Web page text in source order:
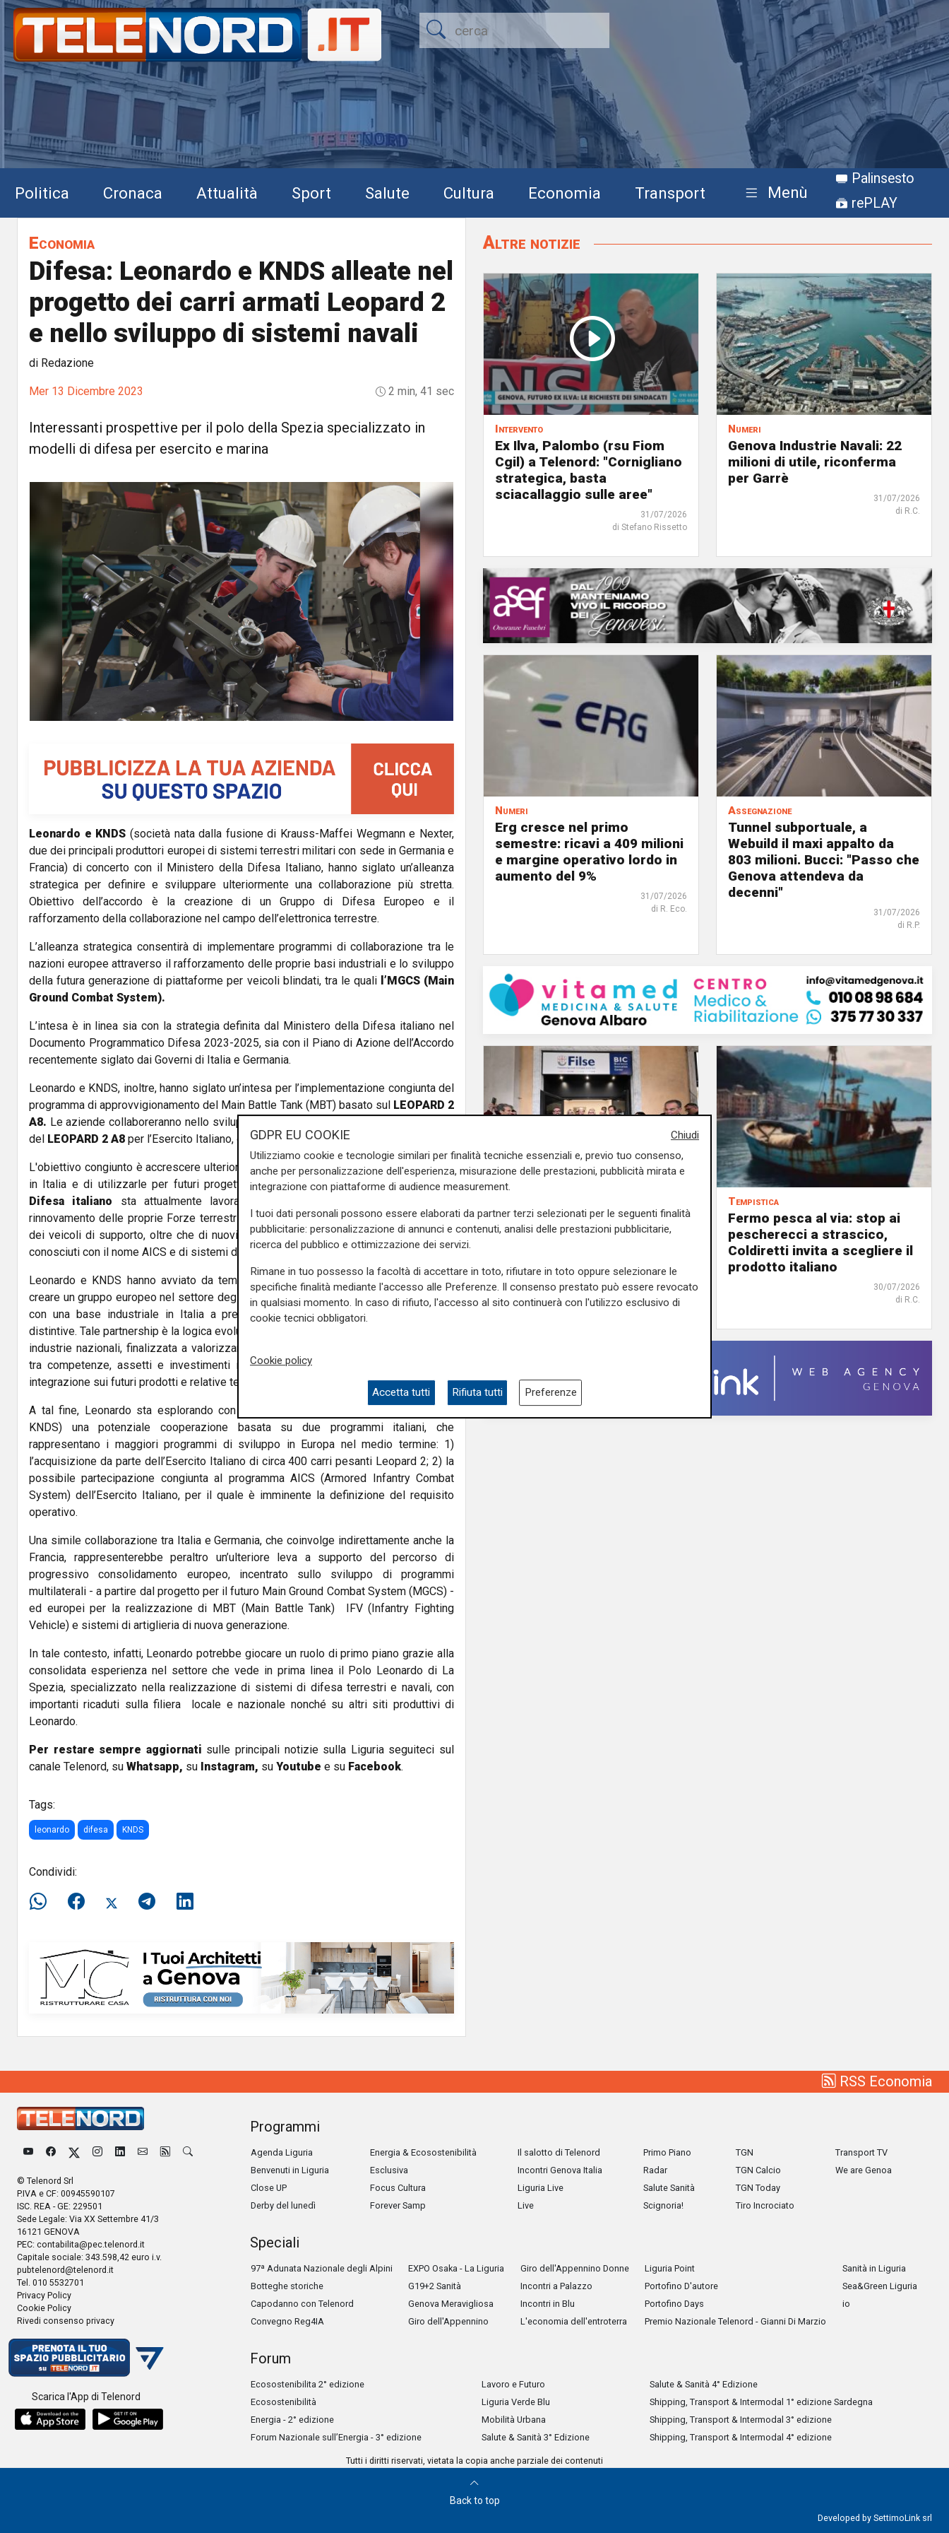
Politica Cronaca Attualità Sport Salute Cultura Economia Transport Menù
Palinsesto
rePLAY
Economia
Difesa: Leonardo e KNDS alleate nel
progetto dei carri armati Leopard 2
e nello sviluppo di sistemi navali
di Redazione
Mer 13 Dicembre 2023 2 min, 41 sec
Interessanti prospettive per il polo della Spezia specializzato in
modelli di difesa per esercito e marina
Leonardo e KNDS (società nata dalla fusione di Krauss-Maffei Wegmann e Nexter,
due dei principali produttori europei di sistemi terrestri militari con sede in Germania e
Francia) di concerto con il Ministero della Difesa Italiano, hanno siglato un’alleanza
strategica per definire e sviluppare ulteriormente una collaborazione più stretta.
Obiettivo dell’accordo è la creazione di un Gruppo di Difesa Europeo e il
rafforzamento della collaborazione nel campo dell’elettronica terrestre.
L’alleanza strategica consentirà di implementare programmi di collaborazione tra le
nazioni europee attraverso il rafforzamento delle proprie basi industriali e lo sviluppo
della futura generazione di piattaforme per veicoli blindati, tra le quali l’MGCS (Main
Ground Combat System).
L’intesa è in linea sia con la strategia definita dal Ministero della Difesa italiano nel
Documento Programmatico Difesa 2023-2025, sia con il Piano di Azione dell’Accordo
recentemente siglato dai Governi di Italia e Germania.
Leonardo e KNDS, inoltre, hanno siglato un’intesa per l’implementazione congiunta del
programma di approvvigionamento del Main Battle Tank (MBT) basato sul LEOPARD 2
A8. Le aziende collaboreranno nello sviluppo, nella costruzione e nella manutenzione
del LEOPARD 2 A8 per l’Esercito Italiano, oltre che nelle piattaforme di supporto.
L'obiettivo congiunto è accrescere ulteriormente le capacità di produzione e sviluppo
in Italia e di utilizzarle per futuri progetti europei e di export. IlMinistero della
Difesa italiano sta attualmente lavorando a due importanti programmi per il
rinnovamento delle proprie Forze terrestri: l’approvvigionamento di LEOPARD MBT e
dei veicoli di supporto, oltre che di nuovi Veicoli da combattimento di fanteria (IFV)
conosciuti con il nome AICS e di sistemi di supporto al combattimento.
Leonardo e KNDS hanno avviato da tempo discussioni per una partnership tesa a
creare un gruppo europeo nel settore degli armamenti, basato su tre pilastri nazionali,
con una base industriale in Italia a presidio di linee di prodotto e competenze
distintive. Tale partnership è la logica evoluzione di una collaborazione tra le rispettive
industrie nazionali, finalizzata a valorizzare quanto più possibile le complementarità
tra competenze, assetti e investimenti in particolare con una prospettiva di forte
integrazione sui futuri prodotti e relative tecnologie.
A tal fine, Leonardo sta esplorando con KNDS-GE (la società tedesca del gruppo
KNDS) una potenziale cooperazione basata su due programmi italiani, che
rappresentano i maggiori programmi di sviluppo in Europa nel medio termine: 1)
l’acquisizione da parte dell’Esercito Italiano di circa 400 carri pesanti Leopard 2; 2) la
possibile partecipazione congiunta al programma AICS (Armored Infantry Combat
System) dell’Esercito Italiano, per il quale è imminente la definizione del requisito
operativo.
Una simile collaborazione tra Italia e Germania, che coinvolge indirettamente anche la
Francia, rappresenterebbe peraltro un’ulteriore leva a supporto del percorso di
progressivo consolidamento europeo, incentrato sullo sviluppo di programmi
multilaterali - a partire dal progetto per il futuro Main Ground Combat System (MGCS) -
ed europei per la realizzazione di MBT (Main Battle Tank) IFV (Infantry Fighting
Vehicle) e sistemi di artiglieria di nuova generazione.
In tale contesto, infatti, Leonardo potrebbe giocare un ruolo di primo piano grazie alla
consolidata esperienza nel settore che vede in prima linea il Polo Leonardo di La
Spezia, specializzato nella realizzazione di sistemi di difesa terrestri e navali, con
importanti ricaduti sulla filiera locale e nazionale nonché su altri siti produttivi di
Leonardo.
Per restare sempre aggiornati sulle principali notizie sulla Liguria seguiteci sul
canale Telenord, su Whatsapp, su Instagram, su Youtube e su Facebook.
Tags:
leonardo difesa KNDS
Condividi:
Altre notizie
Intervento
Ex Ilva, Palombo (rsu Fiom
Cgil) a Telenord: "Cornigliano
strategica, basta
sciacallaggio sulle aree"
31/07/2026
di Stefano Rissetto
Numeri
Genova Industrie Navali: 22
milioni di utile, riconferma
per Garrè
31/07/2026
di R.C.
Numeri
Erg cresce nel primo
semestre: ricavi a 409 milioni
e margine operativo lordo in
aumento del 9%
31/07/2026
di R. Eco.
Assegnazione
Tunnel subportuale, a
Webuild il maxi appalto da
803 milioni. Bucci: "Passo che
Genova attendeva da
decenni"
31/07/2026
di R.P.
Filse chiude il 2025 in
crescita: gestiti 559 milioni di
agevolazioni per la Liguria
31/07/2026
di R.S.
Tempistica
Fermo pesca al via: stop ai
pescherecci a strascico,
Coldiretti invita a scegliere il
prodotto italiano
30/07/2026
di R.C.
RSS Economia
© Telenord Srl
P.IVA e CF: 00945590107
ISC. REA - GE: 229501
Sede Legale: Via XX Settembre 41/3
16121 GENOVA
PEC: contabilita@pec.telenord.it
Capitale sociale: 343.598,42 euro i.v.
pubtelenord@telenord.it
Tel. 010 5532701
Privacy Policy
Cookie Policy
Rivedi consenso privacy
Scarica l'App di Telenord
Programmi
Agenda Liguria
Benvenuti in Liguria
Close UP
Derby del lunedì
Energia & Ecosostenibilità
Esclusiva
Focus Cultura
Forever Samp
Il salotto di Telenord
Incontri Genova Italia
Liguria Live
Live
Primo Piano
Radar
Salute Sanità
Scignoria!
TGN
TGN Calcio
TGN Today
Tiro Incrociato
Transport TV
We are Genoa
Speciali
97ª Adunata Nazionale degli Alpini
Botteghe storiche
Capodanno con Telenord
Convegno Reg4IA
EXPO Osaka - La Liguria
G19+2 Sanità
Genova Meravigliosa
Giro dell'Appennino
Giro dell'Appennino Donne
Incontri a Palazzo
Incontri in Blu
L'economia dell'entroterra
Liguria Point
Portofino D'autore
Portofino Days
Premio Nazionale Telenord - Gianni Di Marzio
Sanità in Liguria
Sea&Green Liguria
io
Forum
Ecosostenibilita 2° edizione
Ecosostenibilità
Energia - 2° edizione
Forum Nazionale sull’Energia - 3° edizione
Lavoro e Futuro
Liguria Verde Blu
Mobilità Urbana
Salute & Sanità 3° Edizione
Salute & Sanità 4° Edizione
Shipping, Transport & Intermodal 1° edizione Sardegna
Shipping, Transport & Intermodal 3° edizione
Shipping, Transport & Intermodal 4° edizione
Tutti i diritti riservati, vietata la copia anche parziale dei contenuti
Back to top
Developed by SettimoLink srl
Chiudi
GDPR EU COOKIE
Utilizziamo cookie e tecnologie similari per finalità tecniche essenziali e, previo tuo consenso,
anche per personalizzazione dell'esperienza, misurazione delle prestazioni, pubblicità mirata e
integrazione con piattaforme di audience measurement.
I tuoi dati personali possono essere elaborati da partner terzi selezionati per le seguenti finalità
pubblicitarie: personalizzazione di annunci e contenuti, analisi delle prestazioni pubblicitarie,
ricerca del pubblico e ottimizzazione dei servizi.
Rimane in tuo possesso la facoltà di accettare in toto, rifiutare in toto oppure selezionare le
specifiche finalità mediante l'accesso alle Preferenze. Il consenso prestato può essere revocato
in qualsiasi momento. In caso di rifiuto, l'accesso al sito continuerà con l'utilizzo esclusivo di
cookie tecnici obbligatori.
Cookie policy
Accetta tutti Rifiuta tutti Preferenze